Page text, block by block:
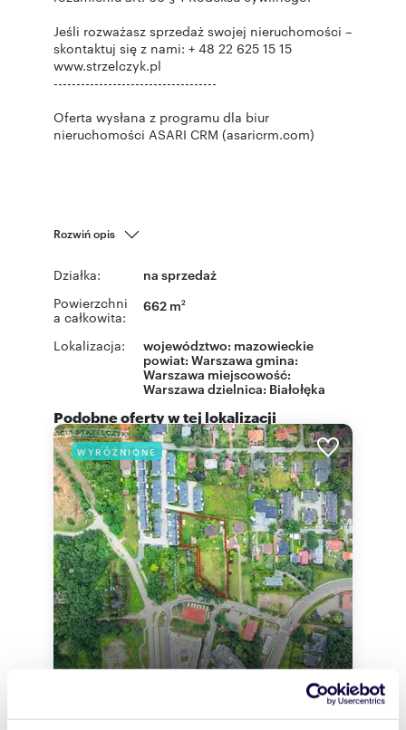
Jeśli rozważasz sprzedaż swojej nieruchomości –
skontaktuj się z nami: + 48 22 625 15 15
www.strzelczyk.pl
------------------------------------
Oferta wysłana z programu dla biur
nieruchomości ASARI CRM (asaricrm.com)
Rozwiń opis
Działka: na sprzedaż
Powierzchni
a całkowita:
662 m2
Lokalizacja: województwo: mazowieckie
powiat: Warszawa gmina:
Warszawa miejscowość:
Warszawa dzielnica: Białołęka
Podobne oferty w tej lokalizacji
WYRÓŻNIONE